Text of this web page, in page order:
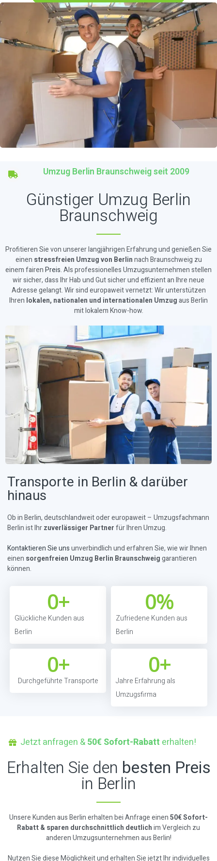
Umzug Berlin Braunschweig seit 2009
Günstiger Umzug Berlin
Braunschweig
Profitieren Sie von unserer langjährigen Erfahrung und genießen Sie
einen stressfreien Umzug von Berlinnach Braunschweig zu
einem fairenPreis. Als professionelles Umzugsunternehmen stellen
wir sicher, dass Ihr Hab und Gut sicher und effizient an Ihre neue
Adresse gelangt. Wir sind europaweit vernetzt: Wir unterstützen
Ihren lokalen, nationalen und internationalen Umzugaus Berlin
mit lokalem Know-how.
Transporte in Berlin & darüber
hinaus
Ob in Berlin, deutschlandweit oder europaweit – Umzugsfachmann
Berlin ist Ihrzuverlässiger Partnerfür Ihren Umzug.
Kontaktieren Sie unsunverbindlich und erfahren Sie, wie wir Ihnen
einen sorgenfreien Umzug Berlin Braunschweiggarantieren
können.
Glückliche Kunden aus
Berlin
0+
Zufriedene Kunden aus
Berlin
0%
Durchgeführte Transporte
0+
Jahre Erfahrung als
Umzugsfirma
0+
Jetzt anfragen &50€ Sofort-Rabatt erhalten!
Erhalten Sie den besten Preis
in Berlin
Unsere Kunden aus Berlin erhalten bei Anfrage einen50€ Sofort-
Rabatt & sparen durchschnittlich deutlichim Vergleich zu
anderen Umzugsunternehmen aus Berlin!
Nutzen Sie diese Möglichkeit und erhalten Sie jetzt Ihr individuelles